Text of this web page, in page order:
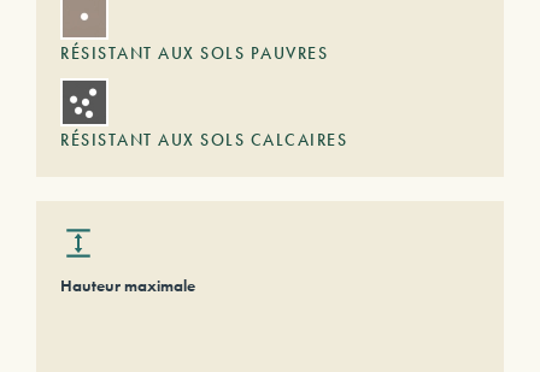
RÉSISTANT AUX SOLS PAUVRES
RÉSISTANT AUX SOLS CALCAIRES
Hauteur maximale